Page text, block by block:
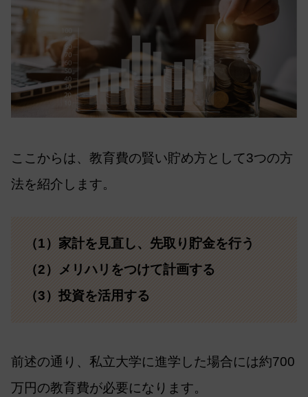
ここからは、教育費の賢い貯め方として3つの方
法を紹介します。
（1）家計を見直し、先取り貯金を行う
（2）メリハリをつけて計画する
（3）投資を活用する
前述の通り、私立大学に進学した場合には約700
万円の教育費が必要になります。